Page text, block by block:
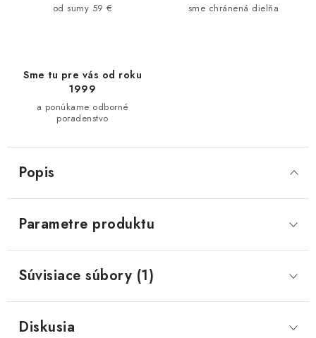
od sumy 59 € sme chránená dielňa
Sme tu pre vás od roku
1999
a ponúkame odborné
poradenstvo
Popis
Parametre produktu
Súvisiace súbory (1)
Diskusia